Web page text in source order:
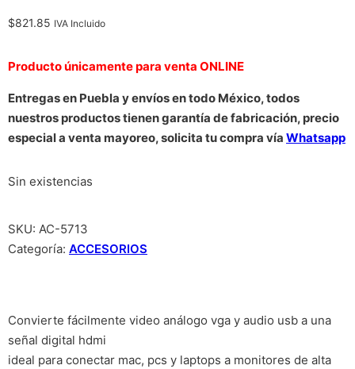
$821.85 IVA Incluido
Producto únicamente para venta ONLINE
Entregas en Puebla y envíos en todo México, todos
nuestros productos tienen garantía de fabricación, precio
especial a venta mayoreo, solicita tu compra vía Whatsapp
Sin existencias
SKU: AC-5713
Categoría: ACCESORIOS
Convierte fácilmente video análogo vga y audio usb a una
señal digital hdmi
ideal para conectar mac, pcs y laptops a monitores de alta